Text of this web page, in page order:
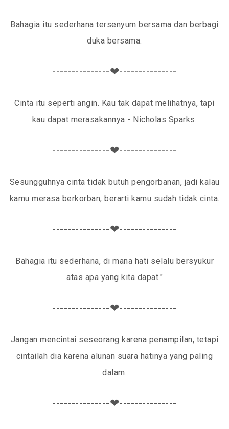
Bahagia itu sederhana tersenyum bersama dan berbagi
duka bersama.
---------------❤---------------
Cinta itu seperti angin. Kau tak dapat melihatnya, tapi
kau dapat merasakannya - Nicholas Sparks.
---------------❤---------------
Sesungguhnya cinta tidak butuh pengorbanan, jadi kalau
kamu merasa berkorban, berarti kamu sudah tidak cinta.
---------------❤---------------
Bahagia itu sederhana, di mana hati selalu bersyukur
atas apa yang kita dapat."
---------------❤---------------
Jangan mencintai seseorang karena penampilan, tetapi
cintailah dia karena alunan suara hatinya yang paling
dalam.
---------------❤---------------